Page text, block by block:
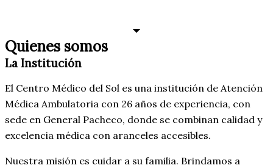
Quienes somos
La Institución
El Centro Médico del Sol es una institución de Atención
Médica Ambulatoria con 26 años de experiencia, con
sede en General Pacheco, donde se combinan calidad y
excelencia médica con aranceles accesibles.
Nuestra misión es cuidar a su familia. Brindamos a